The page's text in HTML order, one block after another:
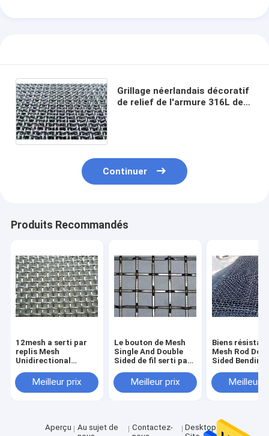
Grillage néerlandais décoratif
de relief de l'armure 316L de
Continuer
Produits Recommandés
12mesh a serti par
replis Mesh
Unidirectional
Galvanized
Meilleur prix
Le bouton de Mesh
Single And Double
Sided de fil serti par
architecturale a
égrené
Meilleur prix
Biens
Mesh Rod
Sided Bending
de vibration
Meilleur
Aperçu
Au sujet de
Contactez-
Desktop